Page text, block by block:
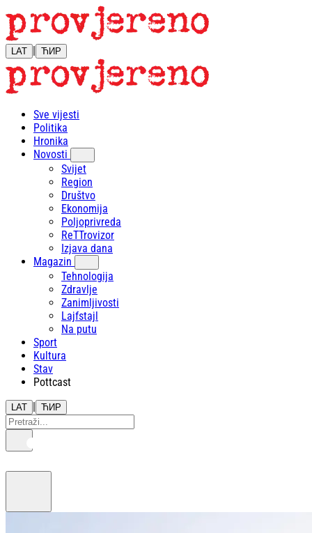
LAT | ЋИР
Sve vijesti
Politika
Hronika
Novosti
Svijet
Region
Društvo
Ekonomija
Poljoprivreda
ReTTrovizor
Izjava dana
Magazin
Tehnologija
Zdravlje
Zanimljivosti
Lajfstajl
Na putu
Sport
Kultura
Stav
Pottcast
LAT | ЋИР